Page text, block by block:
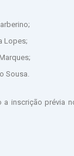
Lopes;
Sousa.
a inscrição prévia